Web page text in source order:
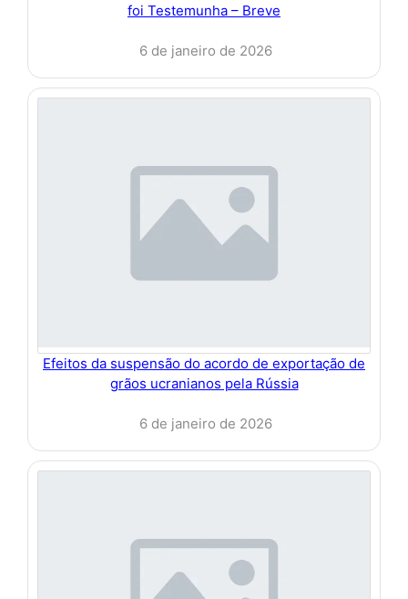
foi Testemunha – Breve
6 de janeiro de 2026
Efeitos da suspensão do acordo de exportação de
grãos ucranianos pela Rússia
6 de janeiro de 2026